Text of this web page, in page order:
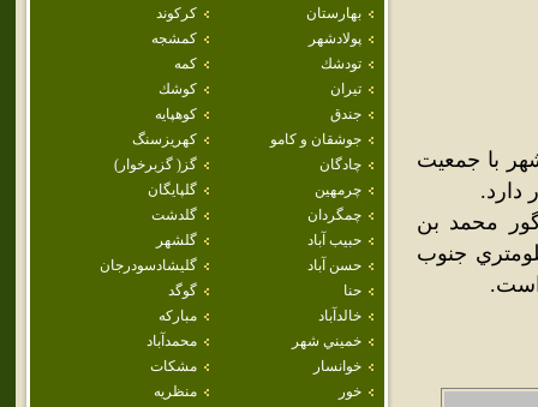
بهارستان
كركوند
پولادشهر
كمشجه
تودشك
كمه
تيران
كوشك
جندق
كوهپايه
جوشقان و كامو
كهريزسنگ
چادگان
گز( گزبرخوار)
چرمهين
گلپايگان
چمگردان
گلدشت
حبيب آباد
گلشهر
حسن آباد
گليشادسودرجان
حنا
گوگد
خالدآباد
مباركه
خميني شهر
محمدآباد
خوانسار
مشكات
خور
منظريه
با جمعيت
محمد بن
نامور اين ناحيه است. اين آرامگاه که در 30 کيلومتري جنوب